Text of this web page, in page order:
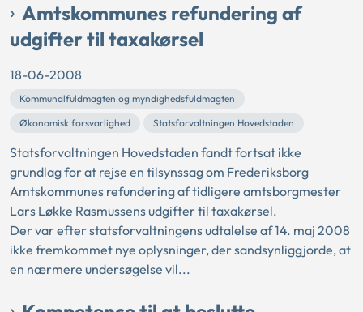
Amtskommunes refundering af
udgifter til taxakørsel
18-06-2008
Kommunalfuldmagten og myndighedsfuldmagten
Økonomisk forsvarlighed
Statsforvaltningen Hovedstaden
Statsforvaltningen Hovedstaden fandt fortsat ikke
grundlag for at rejse en tilsynssag om Frederiksborg
Amtskommunes refundering af tidligere amtsborgmester
Lars Løkke Rasmussens udgifter til taxakørsel.
Der var efter statsforvaltningens udtalelse af 14. maj 2008
ikke fremkommet nye oplysninger, der sandsynliggjorde, at
en nærmere undersøgelse vil...